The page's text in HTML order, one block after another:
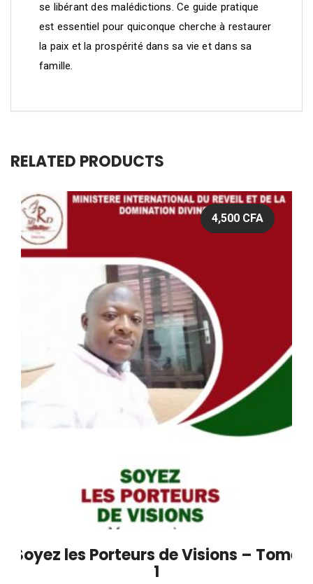
se libérant des malédictions. Ce guide pratique
est essentiel pour quiconque cherche à restaurer
la paix et la prospérité dans sa vie et dans sa
famille.
RELATED PRODUCTS
4,500 CFA
Soyez les Porteurs de Visions – Tome
1